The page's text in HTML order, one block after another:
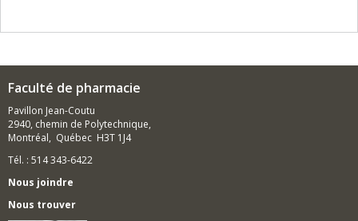
Microfluidique appliquée au diagnostique et au
Faculté de pharmacie
Pavillon Jean-Coutu
2940, chemin de Polytechnique,
Montréal, Québec H3T 1J4
Tél. : 514 343-6422
Nous joindre
Nous trouver